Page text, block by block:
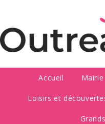
Accueil Mairie
Loisirs et